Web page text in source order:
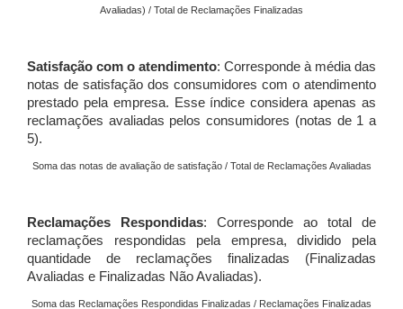
Avaliadas) / Total de Reclamações Finalizadas
Satisfação com o atendimento: Corresponde à média das
notas de satisfação dos consumidores com o atendimento
prestado pela empresa. Esse índice considera apenas as
reclamações avaliadas pelos consumidores (notas de 1 a
5).
Soma das notas de avaliação de satisfação / Total de Reclamações Avaliadas
Reclamações Respondidas: Corresponde ao total de
reclamações respondidas pela empresa, dividido pela
quantidade de reclamações finalizadas (Finalizadas
Avaliadas e Finalizadas Não Avaliadas).
Soma das Reclamações Respondidas Finalizadas / Reclamações Finalizadas